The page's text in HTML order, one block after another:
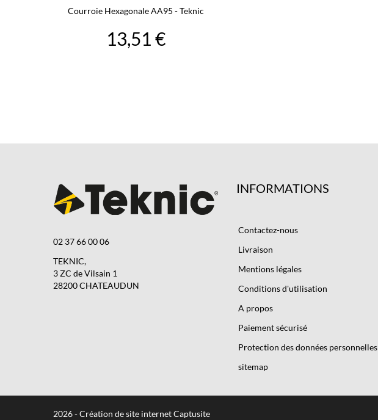
Courroie Hexagonale AA95 - Teknic
13,51 €
02 37 66 00 06
TEKNIC,
3 ZC de Vilsain 1
28200 CHATEAUDUN
INFORMATIONS
Contactez-nous
Livraison
Mentions légales
Conditions d'utilisation
A propos
Paiement sécurisé
Protection des données personnelles
sitemap
2026 - Création de site internet Captusite